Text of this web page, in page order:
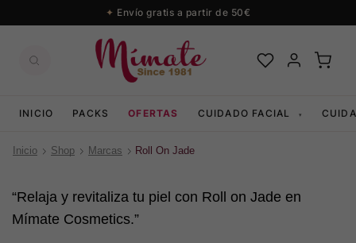
Envío gratis a partir de 50€
INICIO PACKS OFERTAS CUIDADO FACIAL ▾
Inicio Shop Marcas Roll On Jade
“Relaja y revitaliza tu piel con Roll on Jade en
Mímate Cosmetics.”